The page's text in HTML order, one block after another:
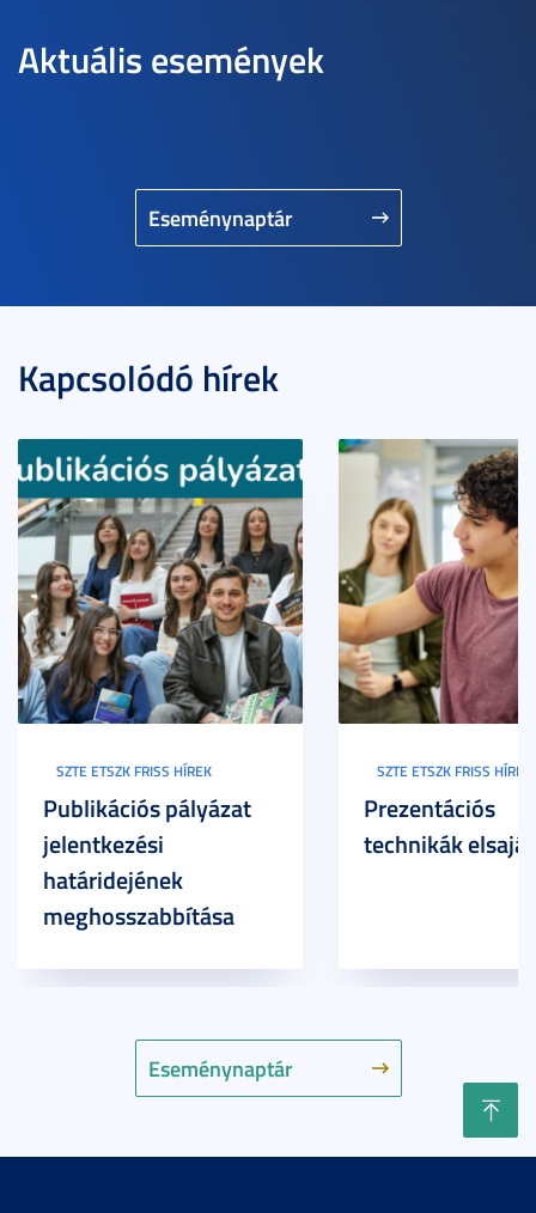
Aktuális események
Eseménynaptár
Kapcsolódó hírek
Eseménynaptár
SZTE ETSZK FRISS HÍREK
Publikációs pályázat
jelentkezési
határidejének
meghosszabbítása
SZTE ETSZK FRISS HÍREK
Prezentációs
technikák